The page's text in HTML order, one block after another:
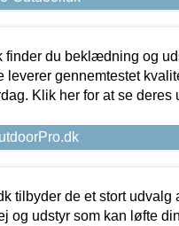
finder du beklædning og
leverer gennemtestet
Klik her for at se deres
tilbyder de et stort
og udstyr som kan løfte